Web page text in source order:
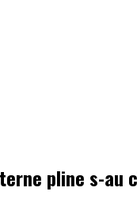
pline s-